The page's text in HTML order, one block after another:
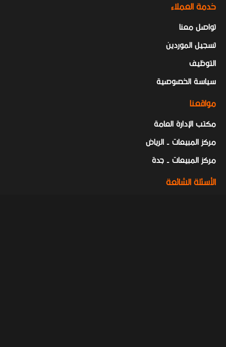
خدمة العملاء
تواصل معنا
تسجيل الموردين
التوظيف
سياسة الخصوصية
مواقعنا
مكتب الإدارة العامة
مركز المبيعات - الرياض
مركز المبيعات - جدة
الأسئلة الشائعة